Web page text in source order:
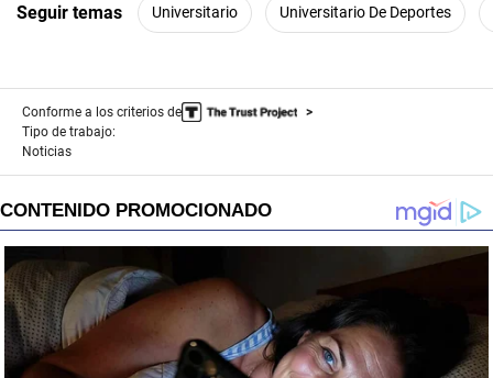
Seguir temas Universitario Universitario De Deportes
Conforme a los criterios de
Tipo de trabajo:
Noticias